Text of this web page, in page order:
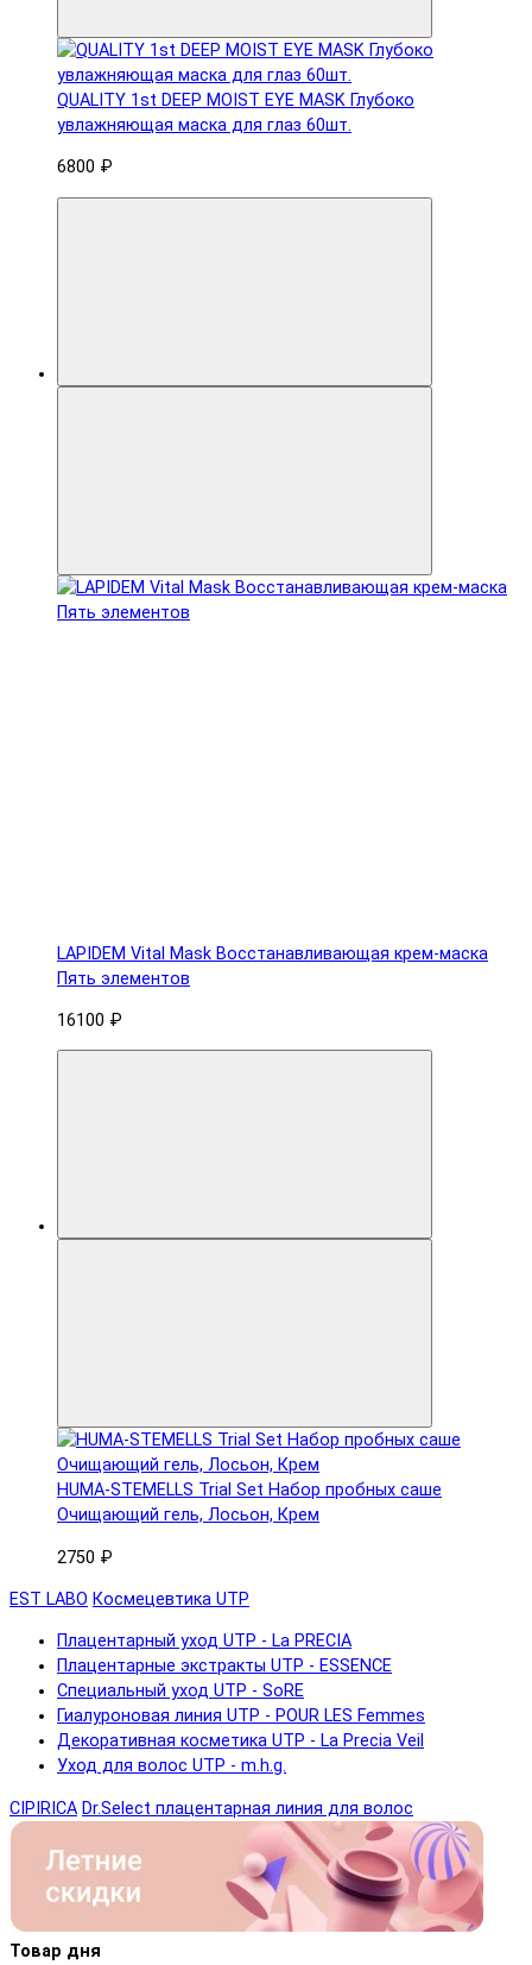
QUALITY 1st DEEP MOIST EYE MASK Глубоко
увлажняющая маска для глаз 60шт.
6800 ₽
LAPIDEM Vital Mask Восстанавливающая крем-маска
Пять элементов
16100 ₽
HUMA-STEMELLS Trial Set Набор пробных саше
Очищающий гель, Лосьон, Крем
2750 ₽
EST LABO Космецевтика UTP
Плацентарный уход UTP - La PRECIA
Плацентарные экстракты UTP - ESSENCE
Специальный уход UTP - SoRE
Гиалуроновая линия UTP - POUR LES Femmes
Декоративная косметика UTP - La Precia Veil
Уход для волос UTP - m.h.g.
CIPIRICA Dr.Select плацентарная линия для волос
Товар дня